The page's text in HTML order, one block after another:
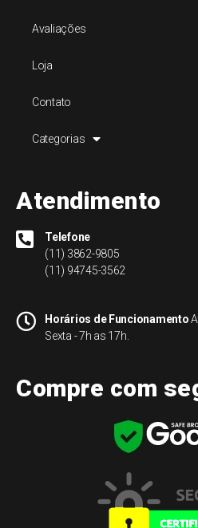
Avaliações
Loja
Contato
Categorias
Atendimento
Telefone
(11) 3862-9805
(11) 94745-3562
Horários de Funcionamento
Sexta - 7h as 17h.
Compre com